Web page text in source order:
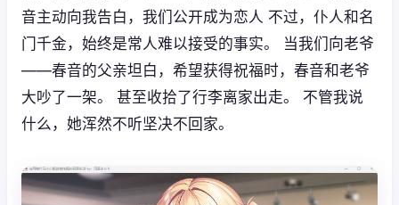
音主动向我告白，我们公开成为恋人 不过，仆人和名
门千金，始终是常人难以接受的事实。 当我们向老爷
——春音的父亲坦白，希望获得祝福时，春音和老爷
大吵了一架。 甚至收拾了行李离家出走。 不管我说
什么，她浑然不听坚决不回家。